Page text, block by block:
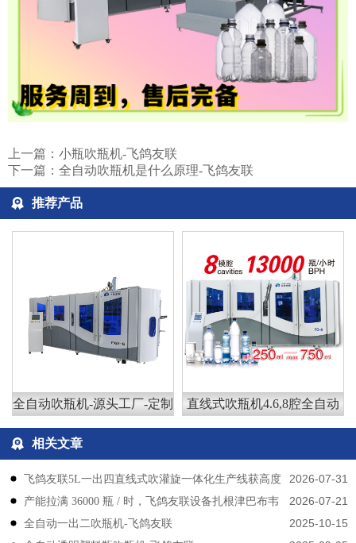
上一篇： 小瓶吹瓶机-飞鸽友联
下一篇： 全自动吹瓶机是什么原理-飞鸽友联
推荐产品
全自动吹瓶机-源头工厂-定制 直线式吹瓶机4.6,8腔全自动
相关文章
2026-07-31
飞鸽友联5L一出四直线式吹灌旋一体化生产线获高度
认可
2026-07-21
产能拉满 36000 瓶 / 时，飞鸽友联设备扎根津巴布韦
2025-10-15
​​全自动一出二吹瓶机-飞鸽友联